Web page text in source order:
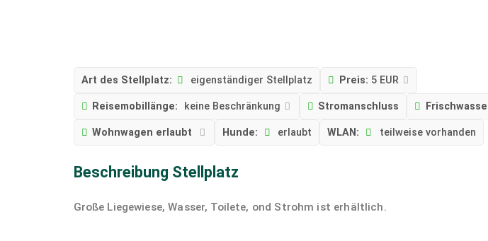
Art des Stellplatz: eigenständiger Stellplatz Preis: 5 EUR
Reisemobillänge: keine Beschränkung Stromanschluss
Wohnwagen erlaubt Hunde: erlaubt WLAN: teilweise vorhanden
Beschreibung Stellplatz
Große Liegewiese, Wasser, Toilete, ond Strohm ist erhältlich.